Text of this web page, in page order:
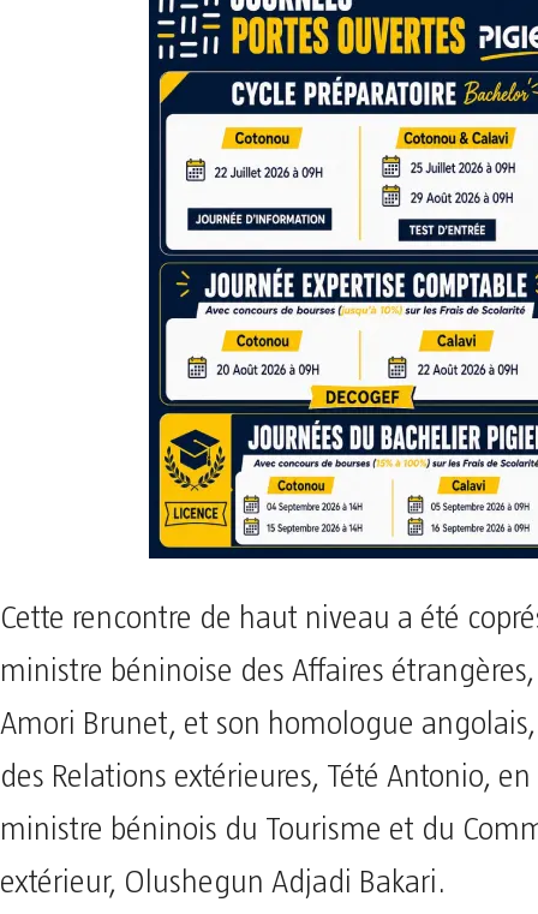
Cette rencontre de haut niveau a été
ministre béninoise des Affaires
Amori Brunet, et son homologue
des Relations extérieures, Tété Antonio,
ministre béninois du Tourisme et du
extérieur, Olushegun Adjadi Bakari.